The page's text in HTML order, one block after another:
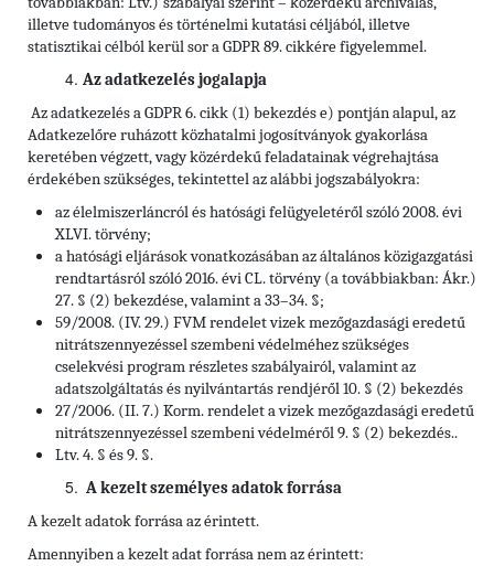
illetve tudományos és történelmi kutatási céljából, illetve
statisztikai célból kerül sor a GDPR 89. cikkére figyelemmel.
Az adatkezelés jogalapja
Az adatkezelés a GDPR 6. cikk (1) bekezdés e) pontján alapul, az
Adatkezelőre ruházott közhatalmi jogosítványok gyakorlása
keretében végzett, vagy közérdekű feladatainak végrehajtása
érdekében szükséges, tekintettel az alábbi jogszabályokra:
az élelmiszerláncról és hatósági felügyeletéről szóló 2008. évi
XLVI. törvény;
a hatósági eljárások vonatkozásában az általános közigazgatási
rendtartásról szóló 2016. évi CL. törvény (a továbbiakban: Ákr.)
27. § (2) bekezdése, valamint a 33–34. §;
59/2008. (IV. 29.) FVM rendelet vizek mezőgazdasági eredetű
nitrátszennyezéssel szembeni védelméhez szükséges
cselekvési program részletes szabályairól, valamint az
adatszolgáltatás és nyilvántartás rendjéről 10. § (2) bekezdés
27/2006. (II. 7.) Korm. rendelet a vizek mezőgazdasági eredetű
nitrátszennyezéssel szembeni védelméről 9. § (2) bekezdés..
Ltv. 4. § és 9. §.
A kezelt személyes adatok forrása
A kezelt adatok forrása az érintett.
Amennyiben a kezelt adat forrása nem az érintett: